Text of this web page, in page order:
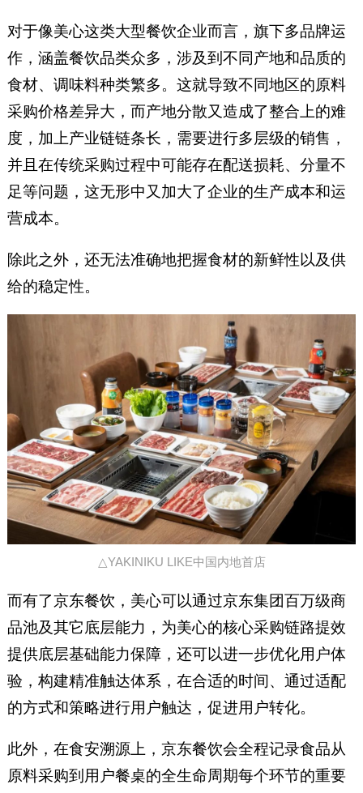
对于像美心这类大型餐饮企业而言，旗下多品牌运
作，涵盖餐饮品类众多，涉及到不同产地和品质的
食材、调味料种类繁多。这就导致不同地区的原料
采购价格差异大，而产地分散又造成了整合上的难
度，加上产业链链条长，需要进行多层级的销售，
并且在传统采购过程中可能存在配送损耗、分量不
足等问题，这无形中又加大了企业的生产成本和运
营成本。
除此之外，还无法准确地把握食材的新鲜性以及供
给的稳定性。
△YAKINIKU LIKE中国内地首店
而有了京东餐饮，美心可以通过京东集团百万级商
品池及其它底层能力，为美心的核心采购链路提效
提供底层基础能力保障，还可以进一步优化用户体
验，构建精准触达体系，在合适的时间、通过适配
的方式和策略进行用户触达，促进用户转化。
此外，在食安溯源上，京东餐饮会全程记录食品从
原料采购到用户餐桌的全生命周期每个环节的重要